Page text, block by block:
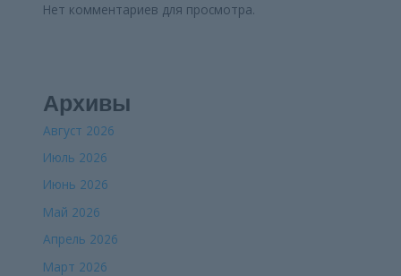
Нет комментариев для просмотра.
Архивы
Август 2026
Июль 2026
Июнь 2026
Май 2026
Апрель 2026
Март 2026